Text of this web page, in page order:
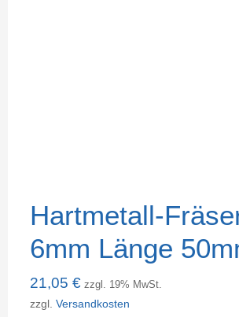
Hartmetall-
6mm Länge
21,05 € zzgl. 19% MwSt.
zzgl. Versandkosten